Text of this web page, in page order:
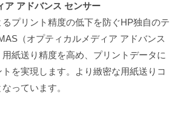
ア アドバンス センサー
プリント精度の低下を防ぐHP独自のテ
（オプティカルメディア アドバンス
紙送り精度を高め、プリントデータに
を実現します。より緻密な用紙送りコ
っています。